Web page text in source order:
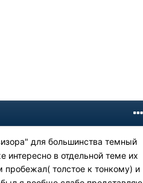
для большинства темный
интересно в отдельной теме их
толстое к тонкому) и